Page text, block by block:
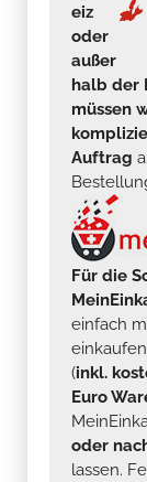
eiz
oder
außer
halb der
müssen
Auftrag
Für die
einfach
(inkl.
Euro
oder
lassen.